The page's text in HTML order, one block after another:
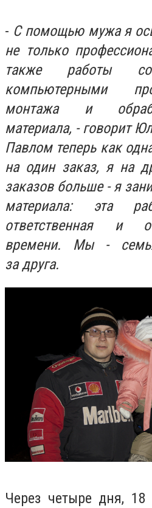
- С помощью мужа я
не только
также работы со
компьютерными
монтажа и
материала, - говорит
Павлом теперь как
на один заказ, я на
заказов больше - я
материала: эта
ответственная и
времени. Мы -
задруга.
Через четыре дня,